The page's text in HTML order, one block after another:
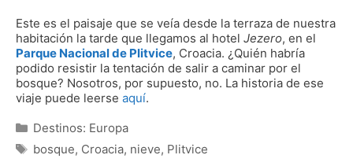
Este es el paisaje que se veía desde la terraza de nuestra
habitación la tarde que llegamos al hotel Jezero, en el
Parque Nacional de Plitvice, Croacia. ¿Quién habría
podido resistir la tentación de salir a caminar por el
bosque? Nosotros, por supuesto, no. La historia de ese
viaje puede leerse aquí.
Categorías
Destinos: Europa
Etiquetas
bosque, Croacia, nieve, Plitvice